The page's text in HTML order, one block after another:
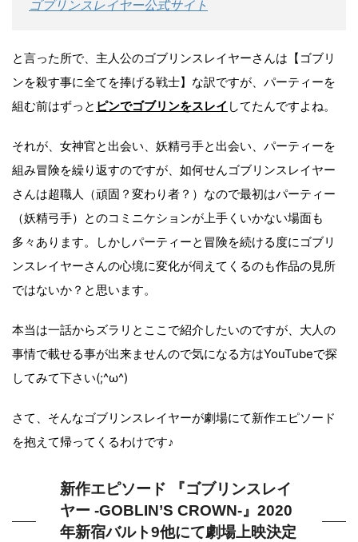
ゴブリンスレイヤー公式サイト
と言った所で、主人公のゴブリンスレイヤーさんは【ゴブリ
ンを殺す事に全てを捧げる戦士】な訳ですが、パーティーを
組む前はずっと ピンでゴブリンをスレイ してたんですよね。
それが、女神官と出会い、妖精弓手と出会い、パーティーを
組み冒険を繰り返すのですが、如何せんゴブリンスレイヤー
さんは超職人（頑固？変わり者？）なので最初はパーティー
（妖精弓手）とのコミニケションが上手くいかない場面も
多々あります。しかしパーティーと冒険を続ける度にゴブリ
ンスレイヤーさんの心境に変化が伺えてくるのも作品の見所
ではないか？と思います。
本当は一話からズラリとここで紹介したいのですが、大人の
事情で載せる事が出来ませんので気になる方はYouTubeで探
してみて下さい(;^ω^)
さて、そんなゴブリンスレイヤーが劇場にて新作エピソード
を抱えて帰ってくるわけです♪
新作エピソード 『ゴブリンスレイ
ヤー -GOBLIN’S CROWN-』2020
年新宿バルト9他にて劇場上映決定